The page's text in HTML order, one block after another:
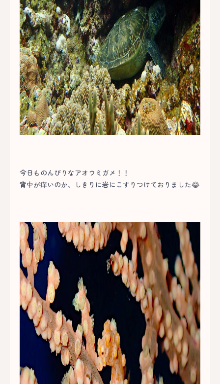
今日ものんびりなアオウミガメ！！
背中が痒いのか、しきりに岩にこすりつけておりました😂